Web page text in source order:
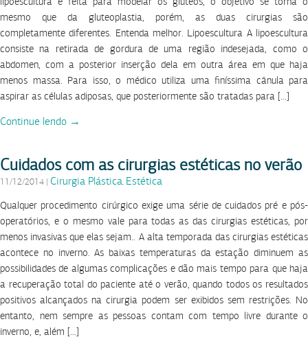
mesmo que da gluteoplastia, porém, as duas cirurgias são
completamente diferentes. Entenda melhor. Lipoescultura A lipoescultura
consiste na retirada de gordura de uma região indesejada, como o
abdomen, com a posterior inserção dela em outra área em que haja
menos massa. Para isso, o médico utiliza uma finíssima cânula para
aspirar as células adiposas, que posteriormente são tratadas para […]
Continue lendo →
Cuidados com as cirurgias estéticas no verão
11/12/2014 | Cirurgia Plástica, Estética
Qualquer procedimento cirúrgico exige uma série de cuidados pré e pós-
operatórios, e o mesmo vale para todas as das cirurgias estéticas, por
menos invasivas que elas sejam.. A alta temporada das cirurgias estéticas
acontece no inverno. As baixas temperaturas da estação diminuem as
possibilidades de algumas complicações e dão mais tempo para que haja
a recuperação total do paciente até o verão, quando todos os resultados
positivos alcançados na cirurgia podem ser exibidos sem restrições. No
entanto, nem sempre as pessoas contam com tempo livre durante o
inverno, e, além […]